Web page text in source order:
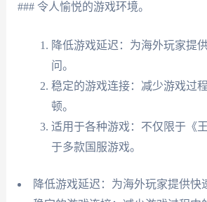
### 令人愉悦的游戏环境。
降低游戏延迟：为海外玩家提
问。
稳定的游戏连接：减少游戏过
顿。
适用于各种游戏：不仅限于《
于多款国服游戏。
降低游戏延迟：为海外玩家提供快